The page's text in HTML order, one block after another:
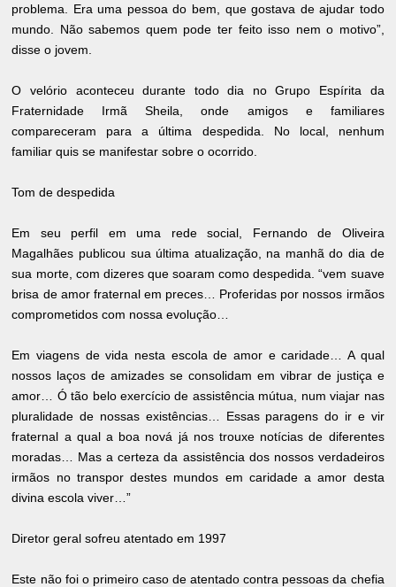
problema. Era uma pessoa do bem, que gostava de ajudar todo
mundo. Não sabemos quem pode ter feito isso nem o motivo”,
disse o jovem.
O velório aconteceu durante todo dia no Grupo Espírita da
Fraternidade Irmã Sheila, onde amigos e familiares
compareceram para a última despedida. No local, nenhum
familiar quis se manifestar sobre o ocorrido.
Tom de despedida
Em seu perfil em uma rede social, Fernando de Oliveira
Magalhães publicou sua última atualização, na manhã do dia de
sua morte, com dizeres que soaram como despedida. “vem suave
brisa de amor fraternal em preces… Proferidas por nossos irmãos
comprometidos com nossa evolução…
Em viagens de vida nesta escola de amor e caridade… A qual
nossos laços de amizades se consolidam em vibrar de justiça e
amor… Ó tão belo exercício de assistência mútua, num viajar nas
pluralidade de nossas existências… Essas paragens do ir e vir
fraternal a qual a boa nová já nos trouxe notícias de diferentes
moradas… Mas a certeza da assistência dos nossos verdadeiros
irmãos no transpor destes mundos em caridade a amor desta
divina escola viver…”
Diretor geral sofreu atentado em 1997
Este não foi o primeiro caso de atentado contra pessoas da chefia